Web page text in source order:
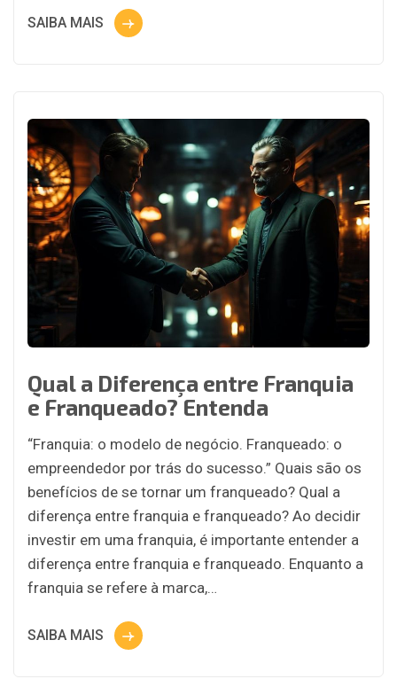
SAIBA MAIS
Qual a Diferença entre Franquia
e Franqueado? Entenda
“Franquia: o modelo de negócio. Franqueado: o
empreendedor por trás do sucesso.” Quais são os
benefícios de se tornar um franqueado? Qual a
diferença entre franquia e franqueado? Ao decidir
investir em uma franquia, é importante entender a
diferença entre franquia e franqueado. Enquanto a
franquia se refere à marca,…
SAIBA MAIS